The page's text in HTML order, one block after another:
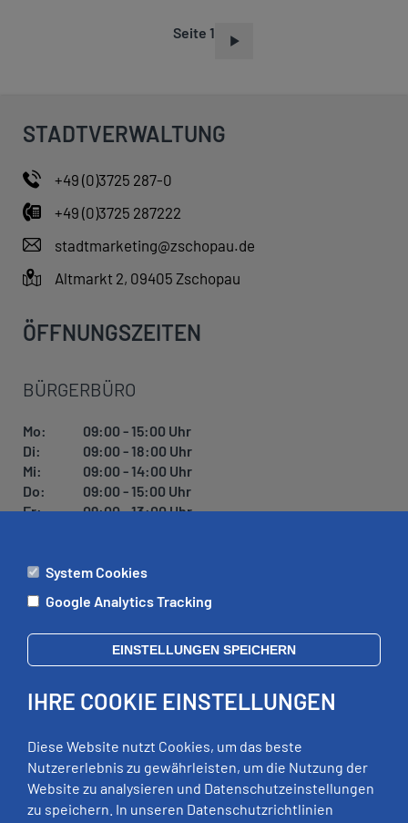
Seite 1
STADTVERWALTUNG
+49 (0)3725 287-0
+49 (0)3725 287222
stadtmarketing@zschopau.de
Altmarkt 2, 09405 Zschopau
ÖFFNUNGSZEITEN
BÜRGERBÜRO
Mo:
09:00 - 15:00 Uhr
Di:
09:00 - 18:00 Uhr
Mi:
09:00 - 14:00 Uhr
Do:
09:00 - 15:00 Uhr
Fr:
09:00 - 13:00 Uhr
ÄMTER
Di:
09:00 - 12:00 Uhr, 13:00 - 18:00 Uhr
Mi:
geschlossen
Fr:
09:00 - 12:00 Uhr
RECHTLICHES
System Cookies
Google Analytics Tracking
EINSTELLUNGEN SPEICHERN
IHRE COOKIE EINSTELLUNGEN
Diese Website nutzt Cookies, um das beste
Nutzererlebnis zu gewährleisten, um die Nutzung der
Website zu analysieren und Datenschutzeinstellungen
zu speichern. In unseren Datenschutzrichtlinien